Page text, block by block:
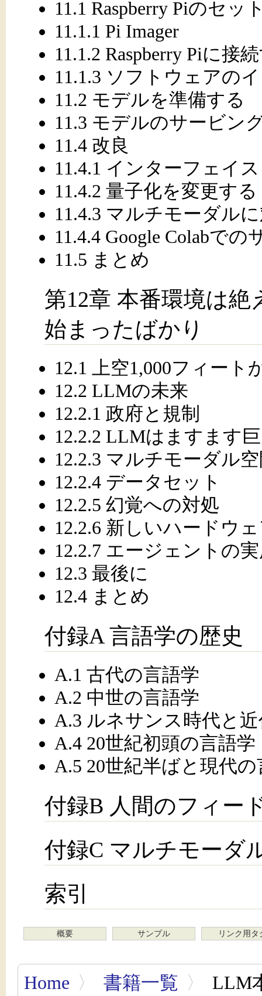
11.1 Raspberry Piのセッ
11.1.1 Pi Imager
11.1.2 Raspberry Piに接
11.1.3 ソフトウェアの
11.2 モデルを準備する
11.3 モデルのサービン
11.4 改良
11.4.1 インターフェイ
11.4.2 量子化を変更する
11.4.3 マルチモーダル
11.4.4 Google Colabでの
11.5 まとめ
第12章 本番環境は
始まったばかり
12.1 上空1,000フィート
12.2 LLMの未来
12.2.1 政府と規制
12.2.2 LLMはますます
12.2.3 マルチモーダル
12.2.4 データセット
12.2.5 幻覚への対処
12.2.6 新しいハードウ
12.2.7 エージェントの
12.3 最後に
12.4 まとめ
付録A 言語学の歴史
A.1 古代の言語学
A.2 中世の言語学
A.3 ルネサンス時代と
A.4 20世紀初頭の言語学
A.5 20世紀半ばと現代
付録B 人間のフィー
付録C マルチモーダ
索引
概要 サンプル リンク用タ
Home 〉 書籍一覧 〉 LLM